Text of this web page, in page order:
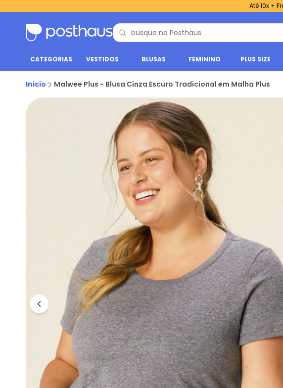
Até 10x +
CATEGORIAS VESTIDOS BLUSAS FEMININO PLUS SIZE
Inicio Malwee Plus - Blusa Cinza Escuro Tradicional em Malha Plus